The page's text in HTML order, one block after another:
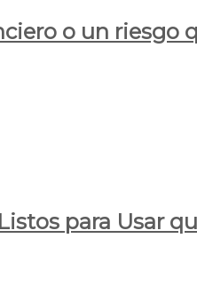
o un riesgo
para Usar